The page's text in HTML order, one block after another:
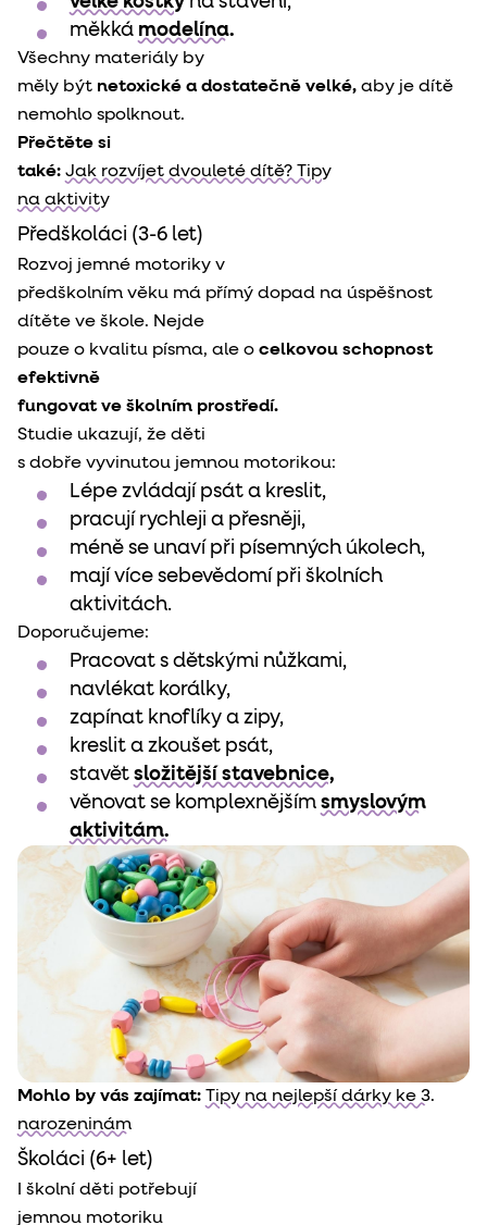
měkká modelína.
Všechny materiály by
měly být netoxické a dostatečně velké, aby je dítě
nemohlo spolknout.
Přečtěte si
také: Jak rozvíjet dvouleté dítě? Tipy
na aktivity
Předškoláci (3-6 let)
Rozvoj jemné motoriky v
předškolním věku má přímý dopad na úspěšnost
dítěte ve škole. Nejde
pouze o kvalitu písma, ale o celkovou schopnost
efektivně
fungovat ve školním prostředí.
Studie ukazují, že děti
s dobře vyvinutou jemnou motorikou:
Lépe zvládají psát a kreslit,
pracují rychleji a přesněji,
méně se unaví při písemných úkolech,
mají více sebevědomí při školních
aktivitách.
Doporučujeme:
Pracovat s dětskými nůžkami,
navlékat korálky,
zapínat knoflíky a zipy,
kreslit a zkoušet psát,
stavět složitější stavebnice,
věnovat se komplexnějším smyslovým
aktivitám.
Mohlo by vás zajímat: Tipy na nejlepší dárky ke 3.
narozeninám
Školáci (6+ let)
I školní děti potřebují
jemnou motoriku